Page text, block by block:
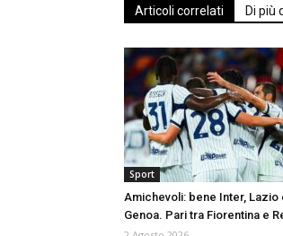
Articoli correlati Di più
Sport
Amichevoli: bene Inter, Lazio
Genoa. Pari tra Fiorentina e